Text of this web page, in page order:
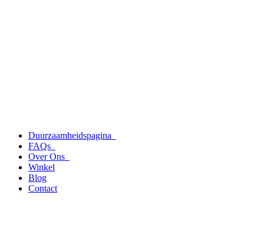
Duurzaamheidspagina
FAQs
Over Ons
Winkel
Blog
Contact